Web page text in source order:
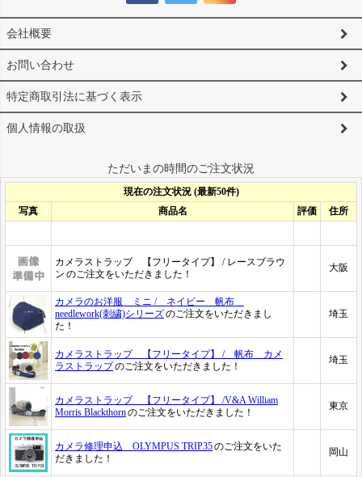
会社概要
お問い合わせ
特定商取引法に基づく表示
個人情報の取扱
ただいまの時間のご注文状況